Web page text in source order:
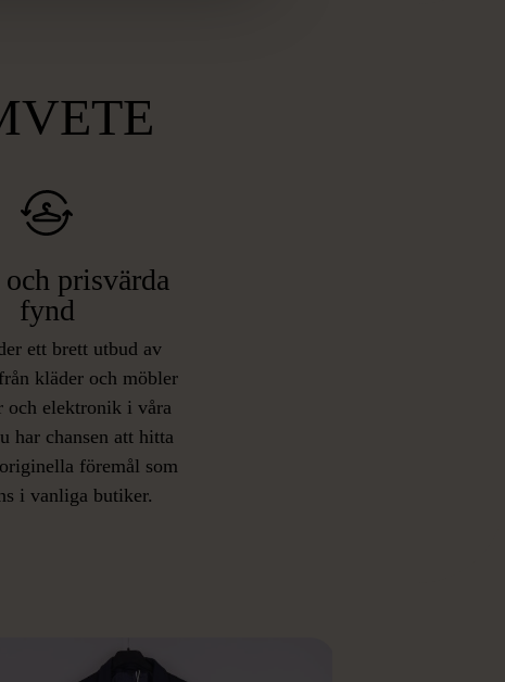
prisvärda
fynd
ett brett utbud av
kläder och möbler
och elektronik i våra
har chansen att hitta
föremål som
i vanliga butiker.